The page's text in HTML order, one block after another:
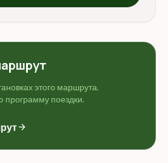
этого маршрута.
программу поездки.
arrow_forward